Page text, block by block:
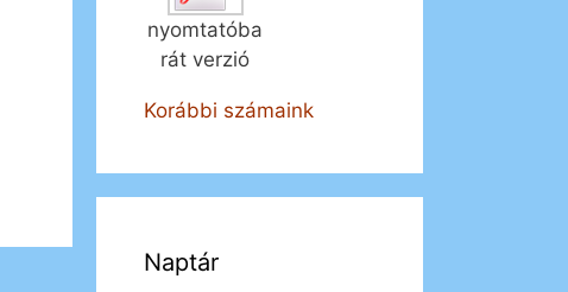
nyomtatóba
rát verzió
Korábbi számaink
Naptár